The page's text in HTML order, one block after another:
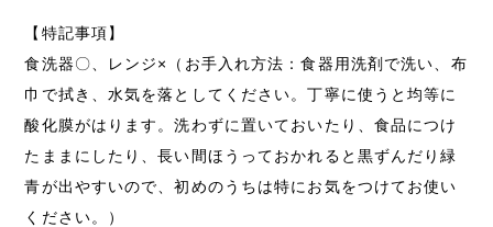
【特記事項】
食洗器〇、レンジ×（お手入れ方法：食器用洗剤で洗い、布
巾で拭き、水気を落としてください。丁寧に使うと均等に
酸化膜がはります。洗わずに置いておいたり、食品につけ
たままにしたり、長い間ほうっておかれると黒ずんだり緑
青が出やすいので、初めのうちは特にお気をつけてお使い
ください。）